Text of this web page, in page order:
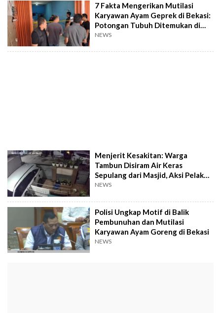
7 Fakta Mengerikan Mutilasi
Karyawan Ayam Geprek di Bekasi:
Potongan Tubuh Ditemukan di
Bogor
NEWS
Menjerit Kesakitan: Warga
Tambun Disiram Air Keras
Sepulang dari Masjid, Aksi Pelaku
Terekam CCTV!
NEWS
Polisi Ungkap Motif di Balik
Pembunuhan dan Mutilasi
Karyawan Ayam Goreng di Bekasi
NEWS